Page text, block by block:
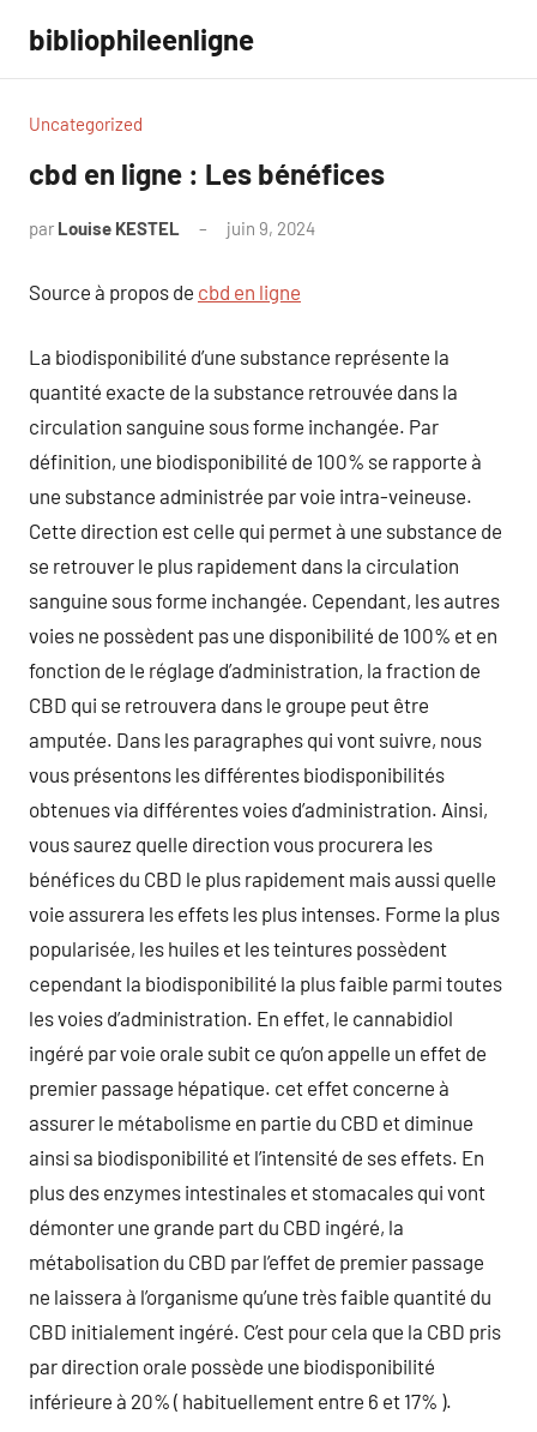
contenu
bibliophileenligne
Uncategorized
cbd en ligne : Les bénéfices
par Louise KESTEL juin 9, 2024
Source à propos de cbd en ligne
La biodisponibilité d’une substance représente la
quantité exacte de la substance retrouvée dans la
circulation sanguine sous forme inchangée. Par
définition, une biodisponibilité de 100% se rapporte à
une substance administrée par voie intra-veineuse.
Cette direction est celle qui permet à une substance de
se retrouver le plus rapidement dans la circulation
sanguine sous forme inchangée. Cependant, les autres
voies ne possèdent pas une disponibilité de 100% et en
fonction de le réglage d’administration, la fraction de
CBD qui se retrouvera dans le groupe peut être
amputée. Dans les paragraphes qui vont suivre, nous
vous présentons les différentes biodisponibilités
obtenues via différentes voies d’administration. Ainsi,
vous saurez quelle direction vous procurera les
bénéfices du CBD le plus rapidement mais aussi quelle
voie assurera les effets les plus intenses. Forme la plus
popularisée, les huiles et les teintures possèdent
cependant la biodisponibilité la plus faible parmi toutes
les voies d’administration. En effet, le cannabidiol
ingéré par voie orale subit ce qu’on appelle un effet de
premier passage hépatique. cet effet concerne à
assurer le métabolisme en partie du CBD et diminue
ainsi sa biodisponibilité et l’intensité de ses effets. En
plus des enzymes intestinales et stomacales qui vont
démonter une grande part du CBD ingéré, la
métabolisation du CBD par l’effet de premier passage
ne laissera à l’organisme qu’une très faible quantité du
CBD initialement ingéré. C’est pour cela que la CBD pris
par direction orale possède une biodisponibilité
inférieure à 20% ( habituellement entre 6 et 17% ).